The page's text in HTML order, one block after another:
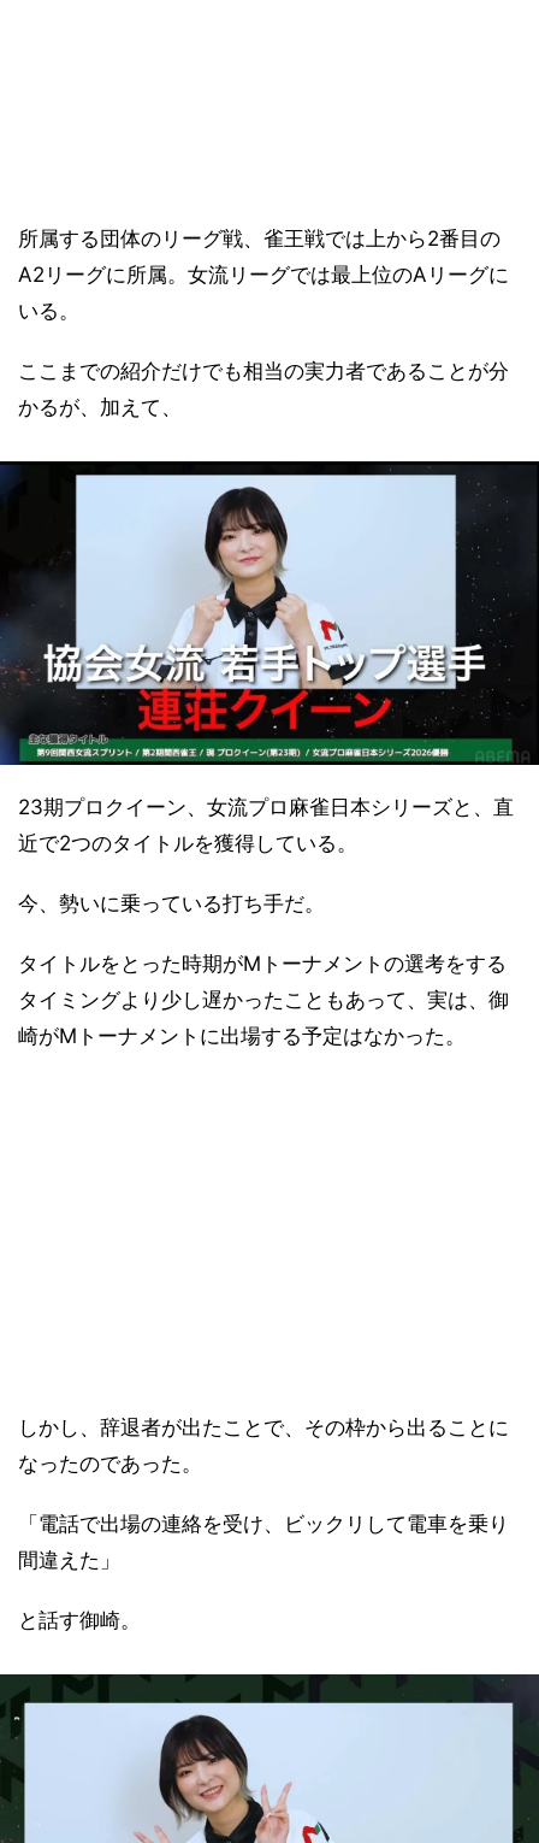
所属する団体のリーグ戦、雀王戦では上から2番目の
A2リーグに所属。女流リーグでは最上位のAリーグに
いる。
ここまでの紹介だけでも相当の実力者であることが分
かるが、加えて、
23期プロクイーン、女流プロ麻雀日本シリーズと、直
近で2つのタイトルを獲得している。
今、勢いに乗っている打ち手だ。
タイトルをとった時期がMトーナメントの選考をする
タイミングより少し遅かったこともあって、実は、御
崎がMトーナメントに出場する予定はなかった。
しかし、辞退者が出たことで、その枠から出ることに
なったのであった。
「電話で出場の連絡を受け、ビックリして電車を乗り
間違えた」
と話す御崎。